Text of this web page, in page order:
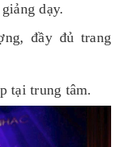
dạy.
đầy đủ trang
tại trung tâm.